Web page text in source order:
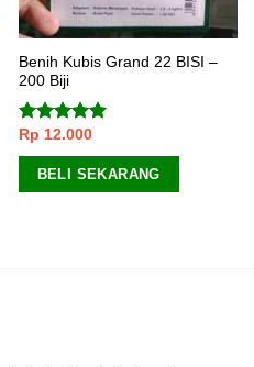
Benih Kubis Grand 22 BISI –
200 Biji
Dinilai5.00
dari 5
Rp 12.000
BELI SEKARANG